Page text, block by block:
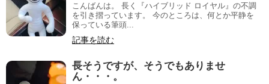
こんばんは。 長く『ハイブリッド ロイヤル』の不調
を引き摺っています。 今のところは、何とか平静を
保っている筆頭...
記事を読む
長そうですが、そうでもありませ
ん・・・。